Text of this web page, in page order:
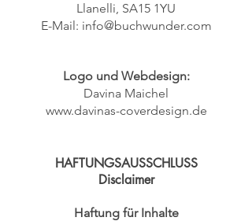
Llanelli, SA15 1YU
E-Mail: info@buchwunder.com
Logo und Webdesign:
Davina Maichel
www.davinas-coverdesign.de
HAFTUNGSAUSSCHLUSS
Disclaimer
Haftung für Inhalte